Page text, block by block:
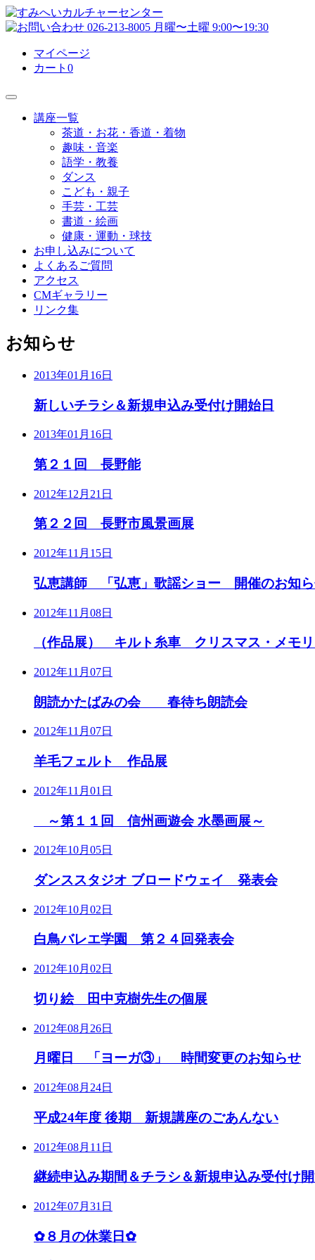
マイページ
カート 0
講座一覧
茶道・お花・香道・着物
趣味・音楽
語学・教養
ダンス
こども・親子
手芸・工芸
書道・絵画
健康・運動・球技
お申し込みについて
よくあるご質問
アクセス
CMギャラリー
リンク集
お知らせ
2013年01月16日
新しいチラシ＆新規申込み受付け開始日
2013年01月16日
第２１回 長野能
2012年12月21日
第２２回 長野市風景画展
2012年11月15日
弘恵講師 「弘恵」歌謡ショー 開催のお知
2012年11月08日
（作品展） キルト糸車 クリスマス・メモリ
2012年11月07日
朗読かたばみの会 春待ち朗読会
2012年11月07日
羊毛フェルト 作品展
2012年11月01日
～第１１回 信州画遊会 水墨画展～
2012年10月05日
ダンススタジオ ブロードウェイ 発表会
2012年10月02日
白鳥バレエ学園 第２４回発表会
2012年10月02日
切り絵 田中克樹先生の個展
2012年08月26日
月曜日 「ヨーガ③」 時間変更のお知らせ
2012年08月24日
平成24年度 後期 新規講座のごあんない
2012年08月11日
継続申込み期間＆チラシ＆新規申込み受付け
2012年07月31日
✿８月の休業日✿